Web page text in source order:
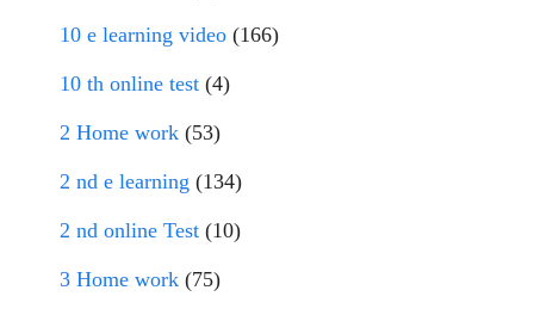
10 e learning video (166)
10 th online test (4)
2 Home work (53)
2 nd e learning (134)
2 nd online Test (10)
3 Home work (75)